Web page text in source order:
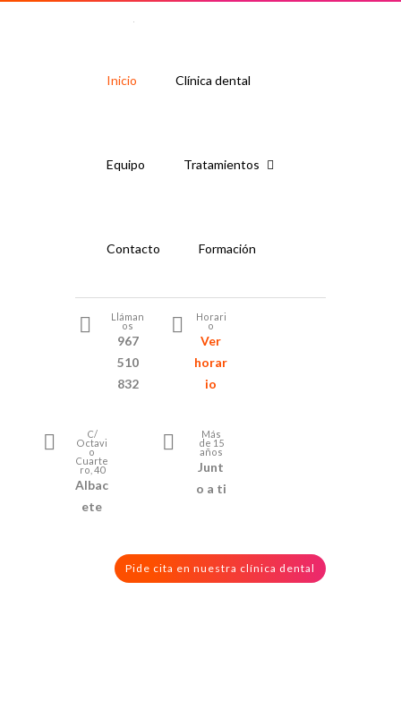
Inicio Clínica dental
Equipo Tratamientos
Contacto Formación
Lláman
os
967
510
832
Horari
o
Ver
horar
io
C/
Octavi
o
Cuarte
ro, 40
Albac
ete
Más
de 15
años
Junt
o a ti
Pide cita en nuestra clínica dental